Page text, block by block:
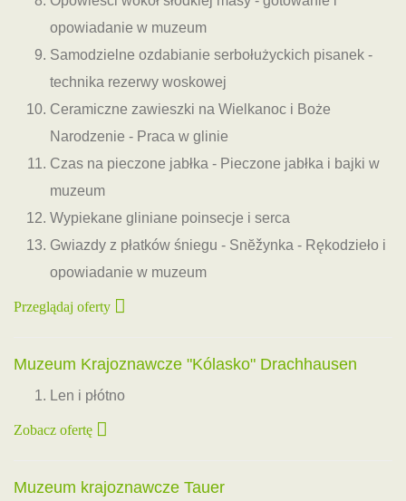
opowiadanie w muzeum
Samodzielne ozdabianie serbołużyckich pisanek -
technika rezerwy woskowej
Ceramiczne zawieszki na Wielkanoc i Boże
Narodzenie - Praca w glinie
Czas na pieczone jabłka - Pieczone jabłka i bajki w
muzeum
Wypiekane gliniane poinsecje i serca
Gwiazdy z płatków śniegu - Snĕžynka - Rękodzieło i
opowiadanie w muzeum
Przeglądaj oferty
Muzeum Krajoznawcze "Kólasko" Drachhausen
Len i płótno
Zobacz ofertę
Muzeum krajoznawcze Tauer